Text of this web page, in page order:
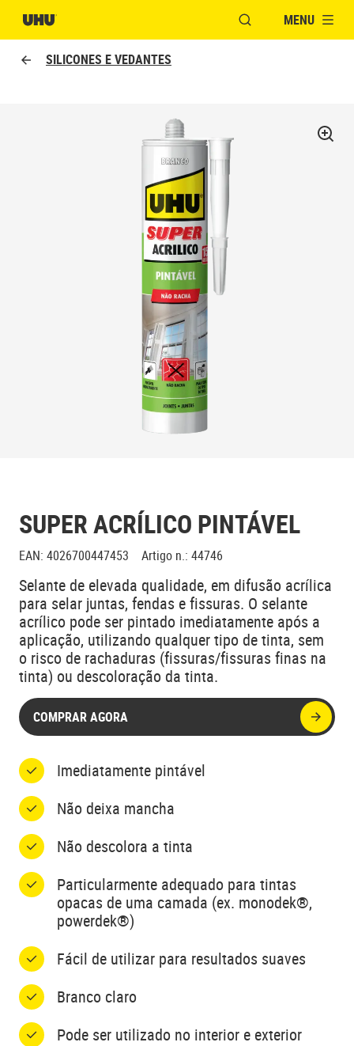
ABRIR JANELA
MENU
SILICONES E VEDANTES
SUPER ACRÍLICO PINTÁVEL
EAN: 4026700447453 Artigo n.: 44746
Selante de elevada qualidade, em difusão acrílica
para selar juntas, fendas e fissuras. O selante
acrílico pode ser pintado imediatamente após a
aplicação, utilizando qualquer tipo de tinta, sem
o risco de rachaduras (fissuras/fissuras finas na
tinta) ou descoloração da tinta.
COMPRAR AGORA
Imediatamente pintável
Não deixa mancha
Não descolora a tinta
Particularmente adequado para tintas
opacas de uma camada (ex. monodek®,
powerdek®)
Fácil de utilizar para resultados suaves
Branco claro
Pode ser utilizado no interior e exterior